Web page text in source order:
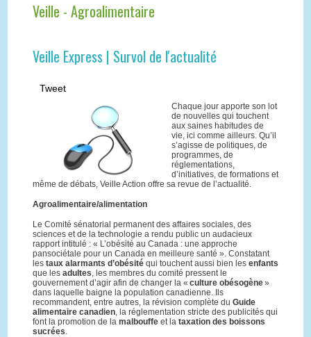
Veille - Agroalimentaire
Veille Express | Survol de l'actualité
Tweet
Chaque jour apporte son lot
de nouvelles qui touchent
aux saines habitudes de
vie, ici comme ailleurs. Qu’il
s’agisse de politiques, de
programmes, de
réglementations,
d’initiatives, de formations et
même de débats, Veille Action offre sa revue de l’actualité.
Agroalimentaire/alimentation
Le Comité sénatorial permanent des affaires sociales, des
sciences et de la technologie a rendu public un audacieux
rapport intitulé : « L’obésité au Canada : une approche
pansociétale pour un Canada en meilleure santé ». Constatant
les taux alarmants d’obésitéqui touchent aussi bien les enfants
que les adultes, les membres du comité pressent le
gouvernement d’agir afin de changer la « culture obésogène»
dans laquelle baigne la population canadienne. Ils
recommandent, entre autres, la révision complète du Guide
alimentaire canadien, la réglementation stricte des publicités qui
font la promotion de la malbouffeet la taxation des boissons
sucrées.